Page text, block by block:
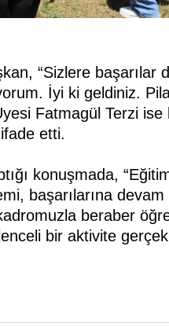
“Sizlere başarılar
İyi ki geldiniz.
Fatmagül Terzi ise
etti.
konuşmada,
başarılarına devam
beraber
bir aktivite